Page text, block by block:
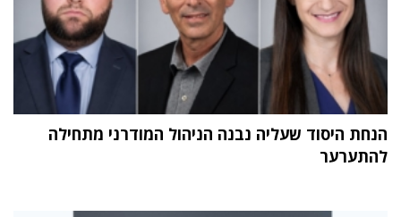
הנחת היסוד שעליה נבנה הניהול המודרני מתחילה
להתערער